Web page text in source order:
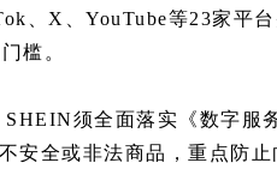
、X、YouTube等23家平
槛。
SHEIN须全面落实《数字服
安全或非法商品，重点防